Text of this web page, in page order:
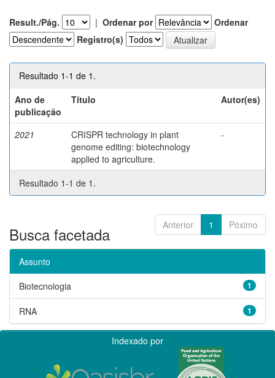
Result./Pág. | Ordenar por
Ordenar
Registro(s)
Resultado 1-1 de 1.
Ano de
publicação
Título Autor(es)
2021
CRISPR technology in plant
genome editing: biotechnology
applied to agriculture.
-
Resultado 1-1 de 1.
Anterior 1 Póximo
Busca facetada
Assunto
1
Biotecnologia
1
RNA
Indexado por